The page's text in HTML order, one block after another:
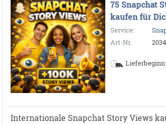
75 Snapchat
kaufen für
Service:
Art-Nr.
Internationale Snapchat Story Views